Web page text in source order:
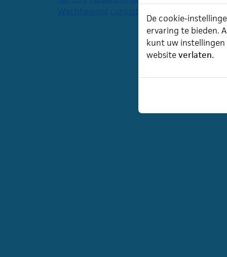
Wachtwoord
cursustijden
De cookie-
ervaring te bieden.
kunt uw
websiteverlaten.